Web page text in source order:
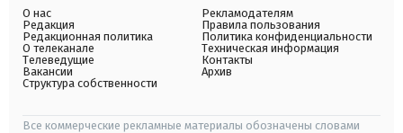
О нас
Редакция
Редакционная политика
О телеканале
Телеведущие
Вакансии
Структура собственности
Рекламодателям
Правила пользования
Политика конфиденциальности
Техническая информация
Контакты
Архив
Все коммерческие рекламные материалы обозначены словами